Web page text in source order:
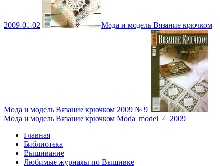
2009-01-02 Мода и модель Вязание крючком
Мода и модель Вязание крючком 2009 № 9
Мода и модель Вязание крючком Moda_model_4_2009
Главная
Библиотека
Вышивание
Любимые журналы по Вышивке